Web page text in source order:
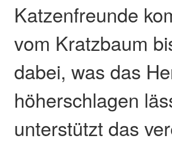
Katzenfreunde
vom Kratzbaum
dabei, was das
höherschlagen
unterstützt das